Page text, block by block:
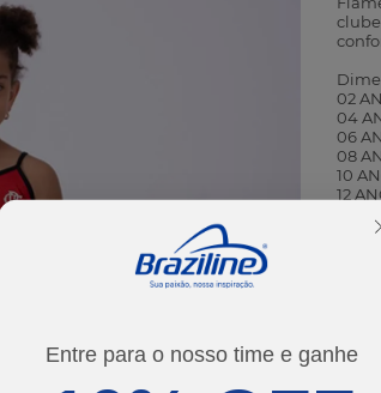
Entre para o nosso time e ganhe
02
04
06
08
10
12
Por: